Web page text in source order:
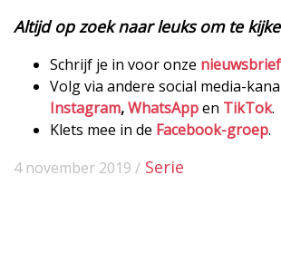
Altijd op zoek naar leuks om te
Schrijf je in voor onze nieuwsbrief
Volg via andere social media-
Instagram,WhatsAppen TikTok.
Klets mee in de Facebook-groep.
4 november 2019 / Serie